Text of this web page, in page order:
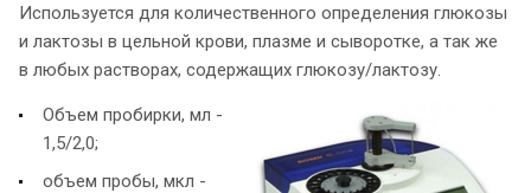
Используeтся для количественного определения глюкозы
и лактозы в цельной крови, плазме и сыворотке, а так же
в любых растворах, содержащих глюкозу/лактозу.
Объем пробирки, мл -
1,5/2,0;
объем пробы, мкл -